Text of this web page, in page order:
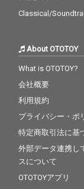
Classical/
About OTOTOY
What is OTOTOY?
会社概要
利用規約
プライバシー・ポ
特定商取引法に基
外部データ連携し
スについて
OTOTOYアプリ